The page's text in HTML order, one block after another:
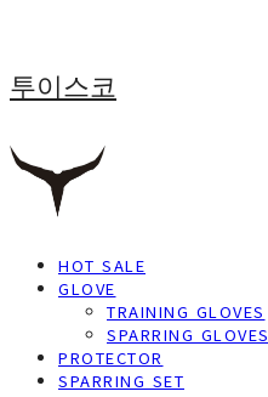
투이스코
HOT SALE
GLOVE
TRAINING GLOVES
SPARRING GLOVES
PROTECTOR
SPARRING SET